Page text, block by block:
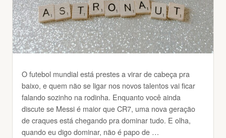
O futebol mundial está prestes a virar de cabeça pra
baixo, e quem não se ligar nos novos talentos vai ficar
falando sozinho na rodinha. Enquanto você ainda
discute se Messi é maior que CR7, uma nova geração
de craques está chegando pra dominar tudo. E olha,
quando eu digo dominar, não é papo de …